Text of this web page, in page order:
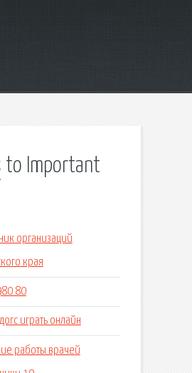
to Important
организаций
края
80
играть онлайн
работы врачей